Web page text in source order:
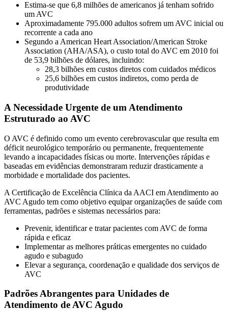
Estima-se que 6,8 milhões de americanos já tenham sofrido
um AVC
Aproximadamente 795.000 adultos sofrem um AVC inicial ou
recorrente a cada ano
Segundo a American Heart Association/American Stroke
Association (AHA/ASA), o custo total do AVC em 2010 foi
de 53,9 bilhões de dólares, incluindo:
28,3 bilhões em custos diretos com cuidados médicos
25,6 bilhões em custos indiretos, como perda de
produtividade
A Necessidade Urgente de um Atendimento
Estruturado ao AVC
O AVC é definido como um evento cerebrovascular que resulta em
déficit neurológico temporário ou permanente, frequentemente
levando a incapacidades físicas ou morte. Intervenções rápidas e
baseadas em evidências demonstraram reduzir drasticamente a
morbidade e mortalidade dos pacientes.
A Certificação de Excelência Clínica da AACI em Atendimento ao
AVC Agudo tem como objetivo equipar organizações de saúde com
ferramentas, padrões e sistemas necessários para:
Prevenir, identificar e tratar pacientes com AVC de forma
rápida e eficaz
Implementar as melhores práticas emergentes no cuidado
agudo e subagudo
Elevar a segurança, coordenação e qualidade dos serviços de
AVC
Padrões Abrangentes para Unidades de
Atendimento de AVC Agudo